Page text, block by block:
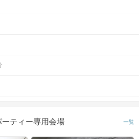
ーティー専用会場 一覧